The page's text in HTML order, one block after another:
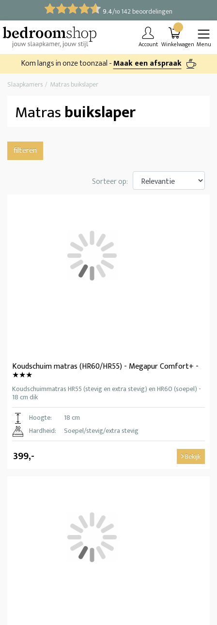
9.4/10 142 beoordelingen
Account Winkelwagen Menu
Kom langs in onze toonzaal -Maak een afspraak
Slaapkamers Matras buikslaper
Matrasbuikslaper
filteren
Sorteer op:
Koudschuim matras (HR60/HR55) - Megapur Comfort+ -
★★★
Koudschuimmatras HR55 (stevig en extra stevig) en HR60 (soepel) -
18 cm dik
Hoogte:
18 cm
Hardheid:
Soepel/stevig/extra stevig
399,- Bekijk